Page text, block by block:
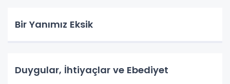
Bir Yanımız Eksik
Duygular, İhtiyaçlar ve Ebediyet